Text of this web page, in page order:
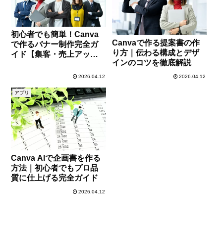
初心者でも簡単！Canva
で作るバナー制作完全ガ
イド【集客・売上アップ
2026.04.12
Canvaで作る提案書の作
り方｜伝わる構成とデザ
インのコツを徹底解説
2026.04.12
アプリ
Canva AIで企画書を作る
方法｜初心者でもプロ品
質に仕上げる完全ガイド
2026.04.12